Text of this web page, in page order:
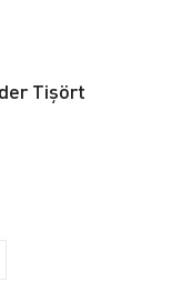
Tişört